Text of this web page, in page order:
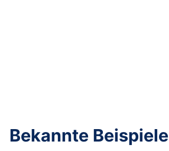
Bekannte Beispiele